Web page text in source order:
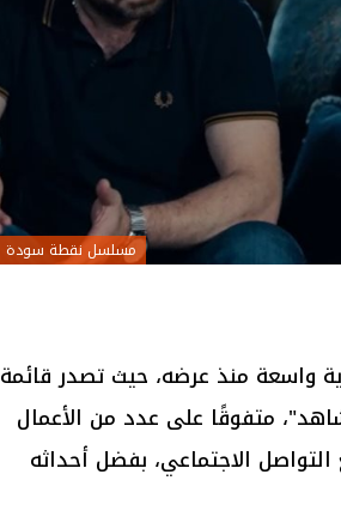
مسلسل نقطة سودة
واسعة منذ عرضه، حيث تصدر قائمة
متفوقًا على عدد من الأعمال
التواصل الاجتماعي، بفضل أحداثه